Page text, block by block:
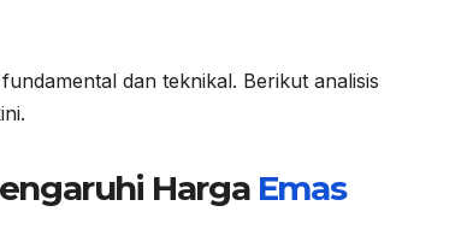
dan teknikal. Berikut analisis
Harga Emas